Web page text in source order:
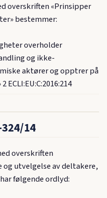
overskriften «Prinsipper
bestemmer:
overholder
og ikke-
aktører og opptrer på
324/14
overskriften
og utvelgelse av deltakere,
følgende ordlyd: